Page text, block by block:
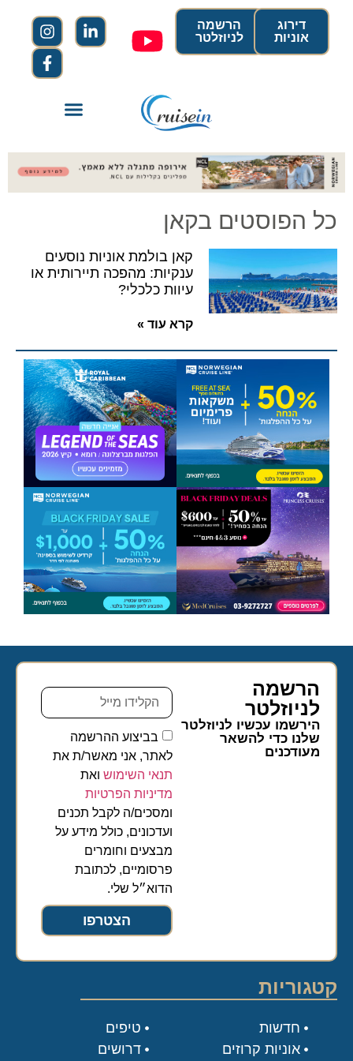
הרשמה
לניוזלטר
דירוג
אוניות
כל הפוסטים בקאן
קאן בולמת אוניות נוסעים
ענקיות: מהפכה תיירותית או
עיוות כלכלי?
קרא עוד »
הרשמה
לניוזלטר​
הירשמו עכשיו לניוזלטר
שלנו כדי להשאר
מעודכנים
בביצוע ההרשמה
לאתר, אני מאשר/ת את
תנאי השימושואת
מדיניות הפרטיות
ומסכים/ה לקבל תכנים
ועדכונים, כולל מידע על
מבצעים וחומרים
פרסומיים, לכתובת
הדוא״ל שלי.
הצטרפו
קטגוריות
טיפים
דרושים
חדשות
אוניות קרוזים